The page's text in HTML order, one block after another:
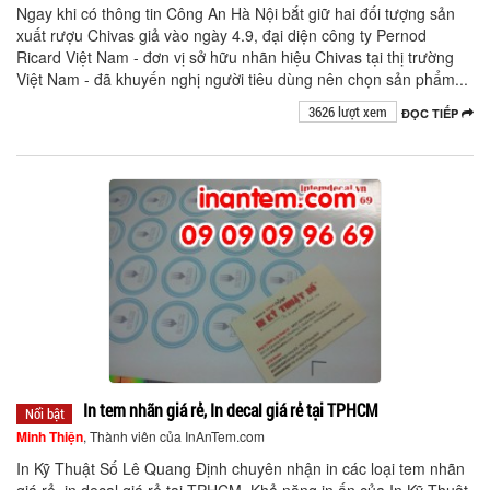
Ngay khi có thông tin Công An Hà Nội bắt giữ hai đối tượng sản
xuất rượu Chivas giả vào ngày 4.9, đại diện công ty Pernod
Ricard Việt Nam - đơn vị sở hữu nhãn hiệu Chivas tại thị trường
Việt Nam - đã khuyến nghị người tiêu dùng nên chọn sản phẩm...
ĐỌC TIẾP
3626 lượt xem
Nổi bật In tem nhãn giá rẻ, In decal giá rẻ tại TPHCM
Minh Thiện, Thành viên của InAnTem.com
In Kỹ Thuật Số Lê Quang Định chuyên nhận in các loại tem nhãn